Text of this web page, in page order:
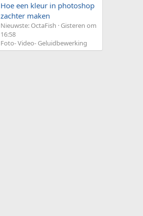
Hoe een kleur in photoshop
zachter maken
Nieuwste: OctaFish
Gisteren om
16:58
Foto- Video- Geluidbewerking